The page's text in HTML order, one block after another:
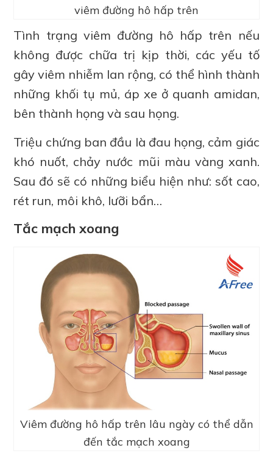
viêm đường hô hấp trên
Tình trạng viêm đường hô hấp trên nếu
không được chữa trị kịp thời, các yếu tố
gây viêm nhiễm lan rộng, có thể hình thành
những khối tụ mủ, áp xe ở quanh amidan,
bên thành họng và sau họng.
Triệu chứng ban đầu là đau họng, cảm giác
khó nuốt, chảy nước mũi màu vàng xanh.
Sau đó sẽ có những biểu hiện như: sốt cao,
rét run, môi khô, lưỡi bẩn…
Tắc mạch xoang
Viêm đường hô hấp trên lâu ngày có thể dẫn
đến tắc mạch xoang